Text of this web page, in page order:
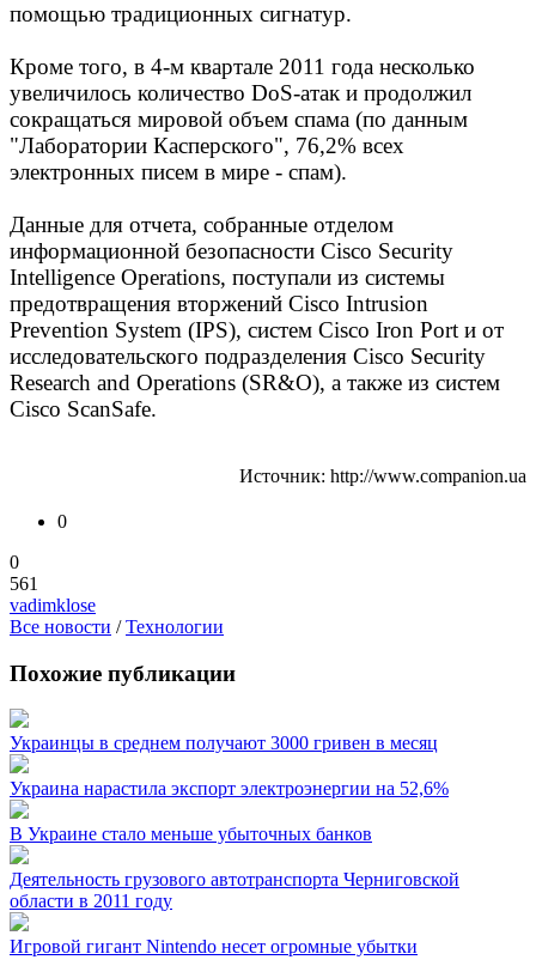
помощью традиционных сигнатур.
Кроме того, в 4-м квартале 2011 года несколько
увеличилось количество DoS-атак и продолжил
сокращаться мировой объем спама (по данным
"Лаборатории Касперского", 76,2% всех
электронных писем в мире - спам).
Данные для отчета, собранные отделом
информационной безопасности Cisco Security
Intelligence Operations, поступали из системы
предотвращения вторжений Cisco Intrusion
Prevention System (IPS), систем Cisco Iron Port и от
исследовательского подразделения Cisco Security
Research and Operations (SR&O), а также из систем
Cisco ScanSafe.
Источник: http://www.companion.ua
0
0
561
vadimklose
Все новости /Технологии
Похожие публикации
Украинцы в среднем получают 3000 гривен в месяц
Украина нарастила экспорт электроэнергии на 52,6%
В Украине стало меньше убыточных банков
Деятельность грузового автотранспорта Черниговской
области в 2011 году
Игровой гигант Nintendo несет огромные убытки